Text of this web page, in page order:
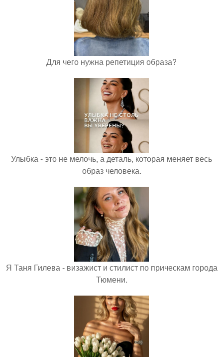
Для чего нужна репетиция образа?
Улыбка - это не мелочь, а деталь, которая меняет весь
образ человека.
Я Таня Гилева - визажист и стилист по прическам города
Тюмени.